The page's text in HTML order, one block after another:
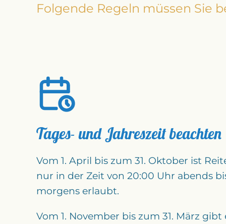
Folgende Regeln müssen Sie
Tages- und Jahreszeit beachten
Vom 1. April bis zum 31. Oktober ist
nur in der Zeit von 20:00 Uhr abends
morgens erlaubt.
Vom 1. November bis zum 31. März